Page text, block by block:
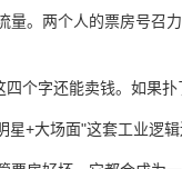
量。两个人的票房号召
四个字还能卖钱。如果
星+大场面"这套工业逻